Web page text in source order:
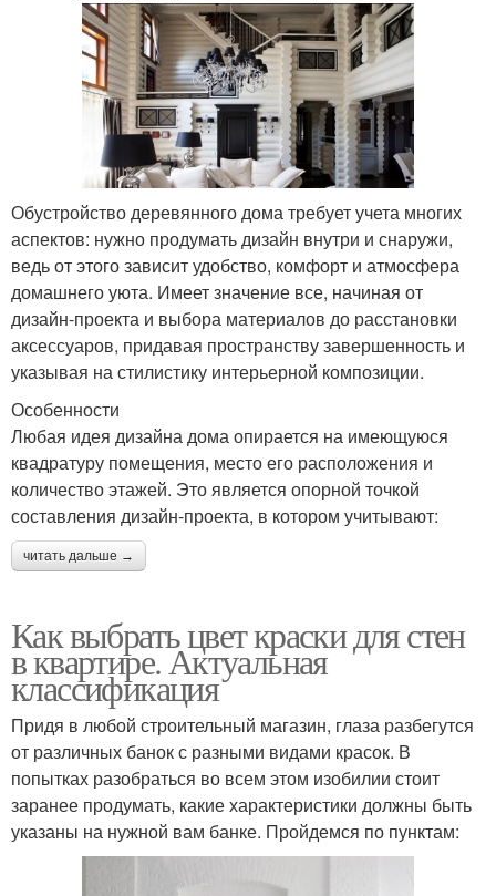
Обустройство деревянного дома требует учета многих
аспектов: нужно продумать дизайн внутри и снаружи,
ведь от этого зависит удобство, комфорт и атмосфера
домашнего уюта. Имеет значение все, начиная от
дизайн-проекта и выбора материалов до расстановки
аксессуаров, придавая пространству завершенность и
указывая на стилистику интерьерной композиции.
Особенности
Любая идея дизайна дома опирается на имеющуюся
квадратуру помещения, место его расположения и
количество этажей. Это является опорной точкой
составления дизайн-проекта, в котором учитывают:
читать дальше →
Как выбрать цвет краски для стен
в квартире. Актуальная
классификация
Придя в любой строительный магазин, глаза разбегутся
от различных банок с разными видами красок. В
попытках разобраться во всем этом изобилии стоит
заранее продумать, какие характеристики должны быть
указаны на нужной вам банке. Пройдемся по пунктам: